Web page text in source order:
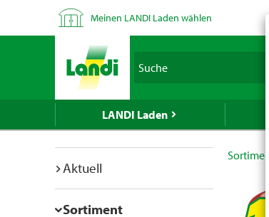
Meinen LANDI Laden wählen
LANDI Laden
Aktuell
Sortiment
Sortiment